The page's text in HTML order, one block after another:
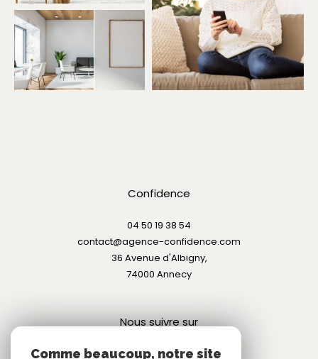
Confidence
04 50 19 38 54
contact@agence-confidence.com
36 Avenue d'Albigny,
74000
annecy
Nous suivre sur
Comme beaucoup, notre site